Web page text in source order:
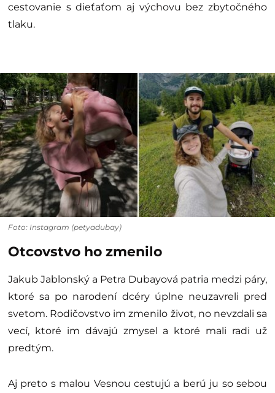
cestovanie s dieťaťom aj výchovu bez zbytočného
tlaku.
Foto: Instagram (petyadubay)
Otcovstvo ho zmenilo
Jakub Jablonský a Petra Dubayová patria medzi páry,
ktoré sa po narodení dcéry úplne neuzavreli pred
svetom. Rodičovstvo im zmenilo život, no nevzdali sa
vecí, ktoré im dávajú zmysel a ktoré mali radi už
predtým.
Aj preto s malou Vesnou cestujú a berú ju so sebou